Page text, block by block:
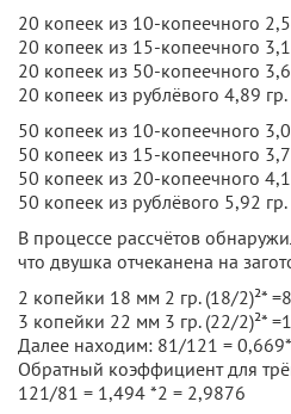
20 копеек из 10-копеечного
20 копеек из 15-копеечного
20 копеек из 50-копеечного
20 копеек из рублёвого 4,89 гр.
50 копеек из 10-копеечного
50 копеек из 15-копеечного
50 копеек из 20-копеечного
50 копеек из рублёвого 5,92 гр.
В процессе рассчётов
что двушка отчеканена на
2 копейки 18 мм 2 гр. (18/2)²*
3 копейки 22 мм 3 гр. (22/2)²*
Далее находим: 81/121 =
Обратный коэффициент для
121/81 = 1,494 *2 = 2,9876